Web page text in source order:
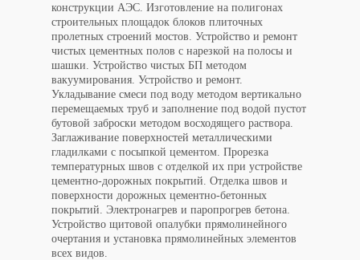
конструкции АЭС. Изготовление на полигонах
строительных площадок блоков плиточных
пролетных строений мостов. Устройство и ремонт
чистых цементных полов с нарезкой на полосы и
шашки. Устройство чистых БП методом
вакуумирования. Устройство и ремонт.
Укладывание смеси под воду методом вертикально
перемещаемых труб и заполнение под водой пустот
бутовой заброски методом восходящего раствора.
Заглаживание поверхностей металлическими
гладилками с посыпкой цементом. Прорезка
температурных швов с отделкой их при устройстве
цементно-дорожных покрытий. Отделка швов и
поверхности дорожных цементно-бетонных
покрытий. Электронагрев и паропрогрев бетона.
Устройство щитовой опалубки прямолинейного
очертания и установка прямолинейных элементов
всех видов.